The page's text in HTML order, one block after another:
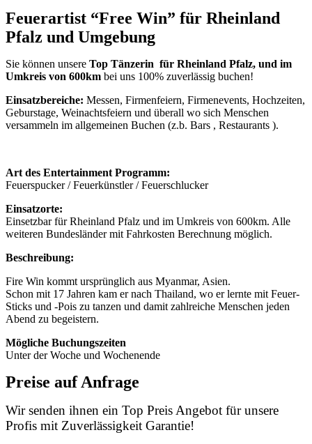
Feuerartist “Free Win” für Rheinland
Pfalz und Umgebung
Sie können unsere Top Tänzerin für Rheinland Pfalz, und im
Umkreis von 600km bei uns 100% zuverlässig buchen!
Einsatzbereiche: Messen, Firmenfeiern, Firmenevents, Hochzeiten,
Geburstage, Weinachtsfeiern und überall wo sich Menschen
versammeln im allgemeinen Buchen (z.b. Bars , Restaurants ).
Art des Entertainment Programm:
Feuerspucker / Feuerkünstler / Feuerschlucker
Einsatzorte:
Einsetzbar für Rheinland Pfalz und im Umkreis von 600km. Alle
weiteren Bundesländer mit Fahrkosten Berechnung möglich.
Beschreibung:
Fire Win kommt ursprünglich aus Myanmar, Asien.
Schon mit 17 Jahren kam er nach Thailand, wo er lernte mit Feuer-
Sticks und -Pois zu tanzen und damit zahlreiche Menschen jeden
Abend zu begeistern.
Mögliche Buchungszeiten
Unter der Woche und Wochenende
Preise auf Anfrage
Wir senden ihnen ein Top Preis Angebot für unsere
Profis mit Zuverlässigkeit Garantie!